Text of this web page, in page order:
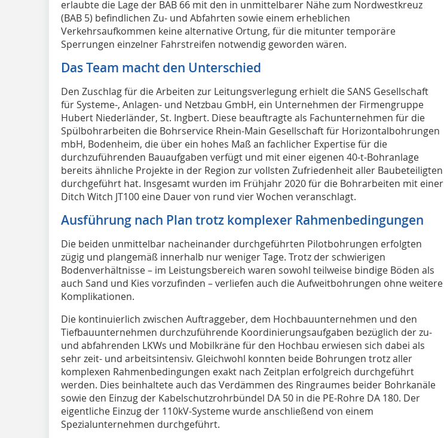
erlaubte die Lage der BAB 66 mit den in unmittelbarer Nähe zum Nordwestkreuz
(BAB 5) befindlichen Zu- und Abfahrten sowie einem erheblichen
Verkehrsaufkommen keine alternative Ortung, für die mitunter temporäre
Sperrungen einzelner Fahrstreifen notwendig geworden wären.
Das Team macht den Unterschied
Den Zuschlag für die Arbeiten zur Leitungsverlegung erhielt die SANS Gesellschaft
für Systeme-, Anlagen- und Netzbau GmbH, ein Unternehmen der Firmengruppe
Hubert Niederländer, St. Ingbert. Diese beauftragte als Fachunternehmen für die
Spülbohrarbeiten die Bohrservice Rhein-Main Gesellschaft für Horizontalbohrungen
mbH, Bodenheim, die über ein hohes Maß an fachlicher Expertise für die
durchzuführenden Bauaufgaben verfügt und mit einer eigenen 40-t-Bohranlage
bereits ähnliche Projekte in der Region zur vollsten Zufriedenheit aller Baubeteiligten
durchgeführt hat. Insgesamt wurden im Frühjahr 2020 für die Bohrarbeiten mit einer
Ditch Witch JT100 eine Dauer von rund vier Wochen veranschlagt.
Ausführung nach Plan trotz komplexer Rahmenbedingungen
Die beiden unmittelbar nacheinander durchgeführten Pilotbohrungen erfolgten
zügig und plangemäß innerhalb nur weniger Tage. Trotz der schwierigen
Bodenverhältnisse – im Leistungsbereich waren sowohl teilweise bindige Böden als
auch Sand und Kies vorzufinden – verliefen auch die Aufweitbohrungen ohne weitere
Komplikationen.
Die kontinuierlich zwischen Auftraggeber, dem Hochbauunternehmen und den
Tiefbauunternehmen durchzuführende Koordinierungsaufgaben bezüglich der zu-
und abfahrenden LKWs und Mobilkräne für den Hochbau erwiesen sich dabei als
sehr zeit- und arbeitsintensiv. Gleichwohl konnten beide Bohrungen trotz aller
komplexen Rahmenbedingungen exakt nach Zeitplan erfolgreich durchgeführt
werden. Dies beinhaltete auch das Verdämmen des Ringraumes beider Bohrkanäle
sowie den Einzug der Kabelschutzrohrbündel DA 50 in die PE-Rohre DA 180. Der
eigentliche Einzug der 110kV-Systeme wurde anschließend von einem
Spezialunternehmen durchgeführt.